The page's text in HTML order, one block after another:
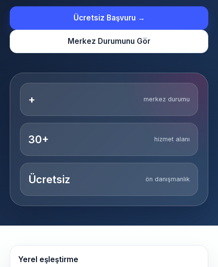
Ücretsiz Başvuru →
Merkez Durumunu Gör
+ merkez durumu
30+ hizmet alanı
Ücretsiz ön danışmanlık
Yerel eşleştirme